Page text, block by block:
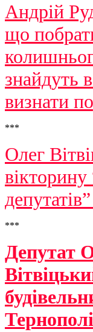
Андрій
що
знайдуть
визнати
***
Олег
***
Депутат